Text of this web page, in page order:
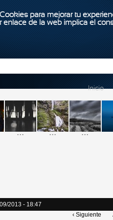
para mejorar tu
enlace de la web implica el
Inicio
... ... ...
2013 - 18:47
‹ Siguiente